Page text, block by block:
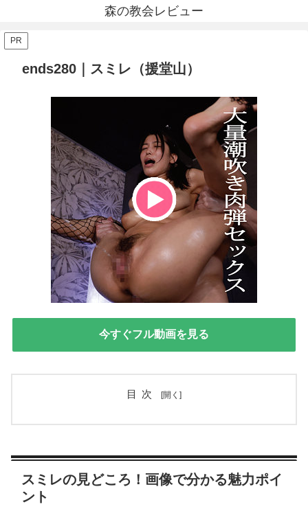
森の教会レビュー
PR
ends280｜スミレ（援堂山）
今すぐフル動画を見る
目次
スミレの見どころ！画像で分かる魅力ポイ
ント